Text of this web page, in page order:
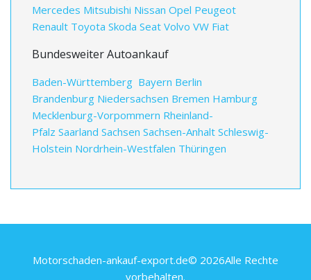
Mercedes Mitsubishi Nissan Opel Peugeot
Renault Toyota Skoda Seat Volvo VW Fiat
Bundesweiter Autoankauf
Baden-Württemberg Bayern Berlin
Brandenburg Niedersachsen Bremen Hamburg
Mecklenburg-Vorpommern Rheinland-
Pfalz Saarland Sachsen Sachsen-Anhalt Schleswig-
Holstein Nordrhein-Westfalen Thüringen
Motorschaden-ankauf-export.de© 2026Alle Rechte
vorbehalten.